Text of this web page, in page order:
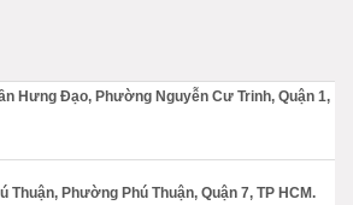
Hưng Đạo, Phường Nguyễn Cư Trinh, Quận 1,
Thuận, Phường Phú Thuận, Quận 7, TP HCM.